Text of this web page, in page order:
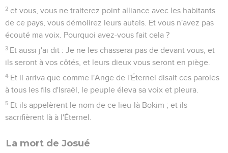
2 et vous, vous ne traiterez point alliance avec les habitants
de ce pays, vous démolirez leurs autels. Et vous n'avez pas
écouté ma voix. Pourquoi avez-vous fait cela ?
3 Et aussi j'ai dit : Je ne les chasserai pas de devant vous, et
ils seront à vos côtés, et leurs dieux vous seront en piège.
4 Et il arriva que comme l'Ange de l'Éternel disait ces paroles
à tous les fils d'Israël, le peuple éleva sa voix et pleura.
5 Et ils appelèrent le nom de ce lieu-là Bokim ; et ils
sacrifièrent là à l'Éternel.
La mort de Josué